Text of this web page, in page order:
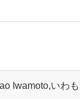
Iwamoto,いわ